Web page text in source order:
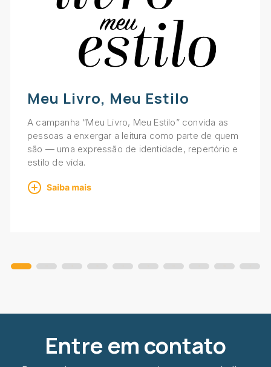
Meu Livro, Meu Estilo
A campanha “Meu Livro, Meu Estilo” convida as
pessoas a enxergar a leitura como parte de quem
são — uma expressão de identidade, repertório e
estilo de vida.
Entre em contato